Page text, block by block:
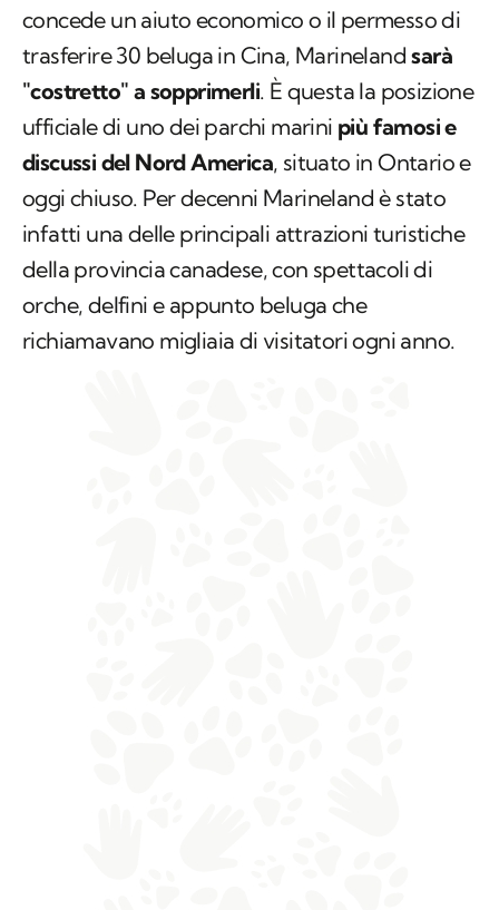
concede un aiuto economico o il permesso di
trasferire 30 beluga in Cina, Marinelandsarà
"costretto" a sopprimerli. È questa la posizione
ufficiale di uno dei parchi marini più famosi e
discussi del Nord America, situato in Ontario e
oggi chiuso. Per decenni Marineland è stato
infatti una delle principali attrazioni turistiche
della provincia canadese, con spettacoli di
orche, delfini e appunto beluga che
richiamavano migliaia di visitatori ogni anno.